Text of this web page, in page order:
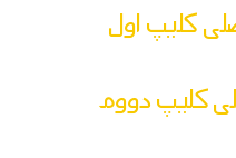
کلیپ اول
کلیپ دووم